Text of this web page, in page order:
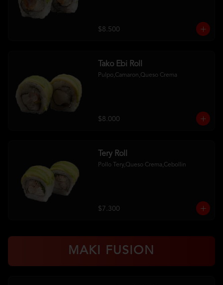
$8.500
Tako Ebi Roll
Pulpo,Camaron,Queso Crema
$8.000
Tery Roll
Pollo Tery,Queso Crema,Cebollin
$7.300
MAKI FUSION